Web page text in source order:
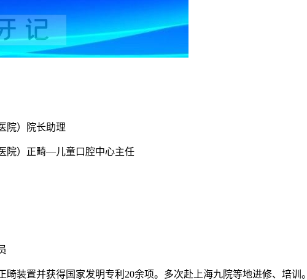
院）院长助理
院）正畸—儿童口腔中心主任
装置并获得国家发明专利20余项。多次赴上海九院等地进修、培训。